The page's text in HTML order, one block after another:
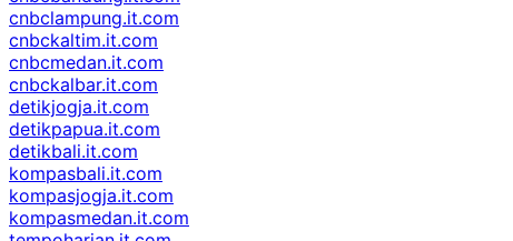
cnbclampung.it.com
cnbckaltim.it.com
cnbcmedan.it.com
cnbckalbar.it.com
detikjogja.it.com
detikpapua.it.com
detikbali.it.com
kompasbali.it.com
kompasjogja.it.com
kompasmedan.it.com